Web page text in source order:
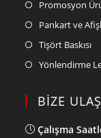
Promosyon
Pankart ve
Tişört Baskısı
Yönlendirme
BİZE
Çalışma